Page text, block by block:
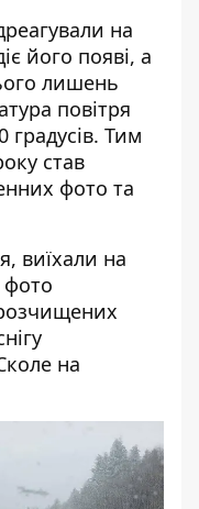
на
його появі, а
лишень
повітря
градусів. Тим
став
фото та
виїхали на
фото
на